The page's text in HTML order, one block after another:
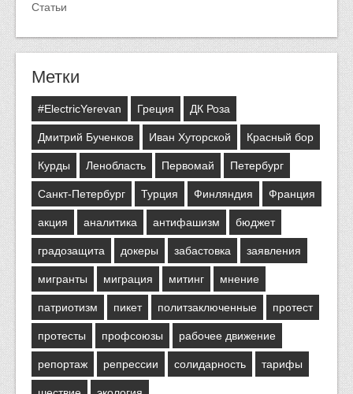
Статьи
Метки
#ElectricYerevan Греция ДК Роза
Дмитрий Бученков Иван Хуторской Красный бор
Курды Ленобласть Первомай Петербург
Санкт-Петербург Турция Финляндия Франция
акция аналитика антифашизм бюджет
градозащита докеры забастовка заявления
мигранты миграция митинг мнение
патриотизм пикет политзаключенные протест
протесты профсоюзы рабочее движение
репортаж репрессии солидарность тарифы